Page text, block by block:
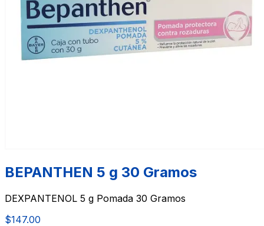
BEPANTHEN 5 g 30 Gramos
DEXPANTENOL 5 g Pomada 30 Gramos
$147.00